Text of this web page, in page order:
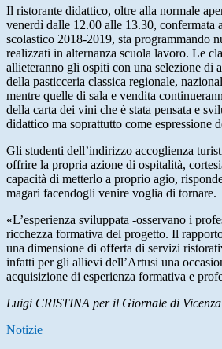
Il ristorante didattico, oltre alla normale
venerdì dalle 12.00 alle 13.30, confermata
scolastico 2018-2019, sta programmando
realizzati in alternanza scuola lavoro. Le
allieteranno gli ospiti con una selezione di
della pasticceria classica regionale,
mentre quelle di sala e vendita
della carta dei vini che è stata pensata e
didattico ma soprattutto come espressione
Gli studenti dell’indirizzo accoglienza
offrire la propria azione di ospitalità,
capacità di metterlo a proprio agio,
magari facendogli venire voglia di tornare.
«L’esperienza sviluppata -osservano i
ricchezza formativa del progetto. Il
una dimensione di offerta di servizi
infatti per gli allievi dell’Artusi una
acquisizione di esperienza formativa e
Luigi CRISTINA per il Giornale di
Notizie